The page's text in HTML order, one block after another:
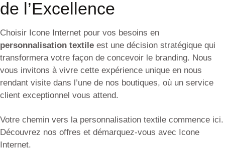
de l’Excellence
Choisir Icone Internet pour vos besoins en
personnalisation textile est une décision stratégique qui
transformera votre façon de concevoir le branding. Nous
vous invitons à vivre cette expérience unique en nous
rendant visite dans l’une de nos boutiques, où un service
client exceptionnel vous attend.
Votre chemin vers la personnalisation textile commence ici.
Découvrez nos offres et démarquez-vous avec Icone
Internet.